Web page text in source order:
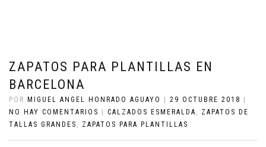
ZAPATOS PARA PLANTILLAS EN
BARCELONA
POR MIGUEL ANGEL HONRADO AGUAYO 29 OCTUBRE 2018
NO HAY COMENTARIOS
CALZADOS ESMERALDA , ZAPATOS DE
TALLAS GRANDES , ZAPATOS PARA PLANTILLAS